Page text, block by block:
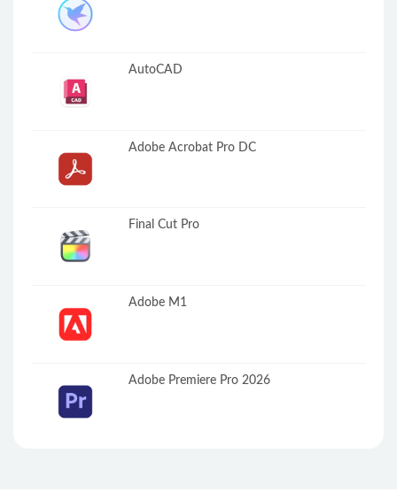
AutoCAD
Adobe Acrobat Pro DC
Final Cut Pro
Adobe M1
Adobe Premiere Pro 2026